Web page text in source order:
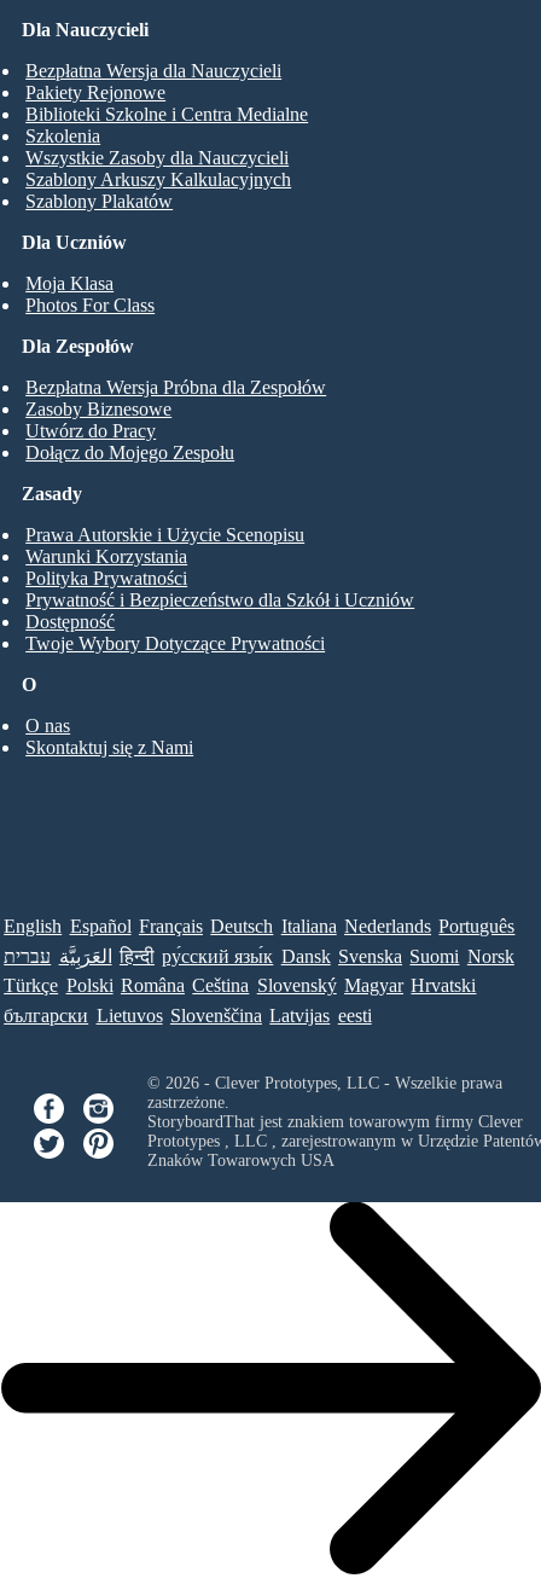
Dla Uczniów
Moja Klasa
Photos For Class
Dla Nauczycieli
Bezpłatna Wersja dla Nauczycieli
Pakiety Rejonowe
Biblioteki Szkolne i Centra Medialne
Szkolenia
Wszystkie Zasoby dla Nauczycieli
Szablony Arkuszy Kalkulacyjnych
Szablony Plakatów
Dla Zespołów
Bezpłatna Wersja Próbna dla Zespołów
Zasoby Biznesowe
Utwórz do Pracy
Dołącz do Mojego Zespołu
O
O nas
Skontaktuj się z Nami
Zasady
Prawa Autorskie i Użycie Scenopisu
Warunki Korzystania
Polityka Prywatności
Prywatność i Bezpieczeństwo dla Szkół i Uczniów
Dostępność
Twoje Wybory Dotyczące Prywatności
English Español Français Deutsch Italiana Nederlands Português
עברית العَرَبِيَّة हिन्दी ру́сский язы́к Dansk Svenska Suomi Norsk
Türkçe Polski Româna Ceština Slovenský Magyar Hrvatski
български Lietuvos Slovenščina Latvijas eesti
© 2026 - Clever Prototypes, LLC - Wszelkie prawa
zastrzeżone.
StoryboardThat jest znakiem towarowym firmy Clever
Prototypes , LLC, zarejestrowanym w Urzędzie
Znaków Towarowych USA